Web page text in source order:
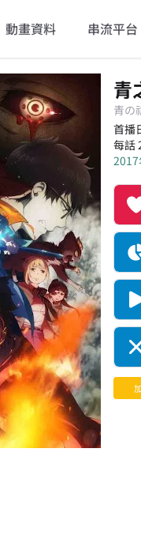
動畫資料 串流平台
青
青の
首播
每話
喜愛
平台
記錄
完食
追番
一時
棄番
計劃